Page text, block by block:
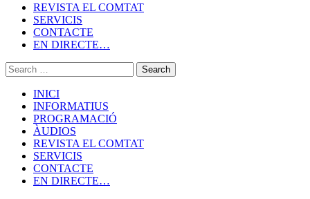
REVISTA EL COMTAT
SERVICIS
CONTACTE
EN DIRECTE…
INICI
INFORMATIUS
PROGRAMACIÓ
ÀUDIOS
REVISTA EL COMTAT
SERVICIS
CONTACTE
EN DIRECTE…